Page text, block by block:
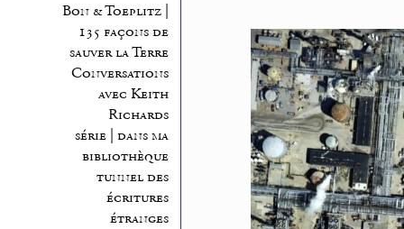
Bon & Toeplitz |
135 façons de
sauver la Terre
Conversations
avec Keith
Richards
série | dans ma
bibliothèque
tunnel des
écritures
étranges